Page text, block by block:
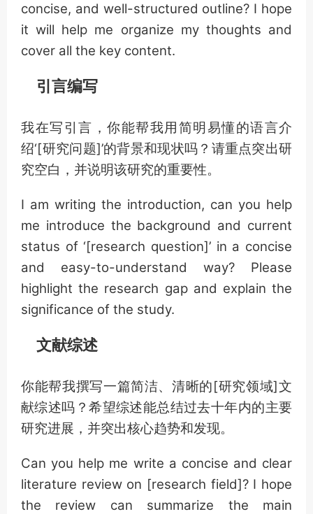
concise, and well-structured outline? I hope
it will help me organize my thoughts and
cover all the key content.
引言编写
我在写引言，你能帮我用简明易懂的语言介
绍‘[研究问题]’的背景和现状吗？请重点突出研
究空白，并说明该研究的重要性。
I am writing the introduction, can you help
me introduce the background and current
status of ‘[research question]’ in a concise
and easy-to-understand way? Please
highlight the research gap and explain the
significance of the study.
文献综述
你能帮我撰写一篇简洁、清晰的[研究领域]文
献综述吗？希望综述能总结过去十年内的主要
研究进展，并突出核心趋势和发现。
Can you help me write a concise and clear
literature review on [research field]? I hope
the review can summarize the main